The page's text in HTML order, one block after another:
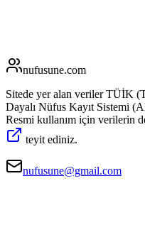
nufusune.com
Sitede yer alan veriler TÜİK
Dayalı Nüfus Kayıt Sistemi
Resmi kullanım için verilerin
teyit ediniz.
nufusune@gmail.com